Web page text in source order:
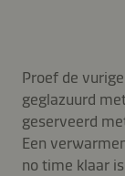
Proef de
geglazuurd
geserveerd
Een
no time klaar